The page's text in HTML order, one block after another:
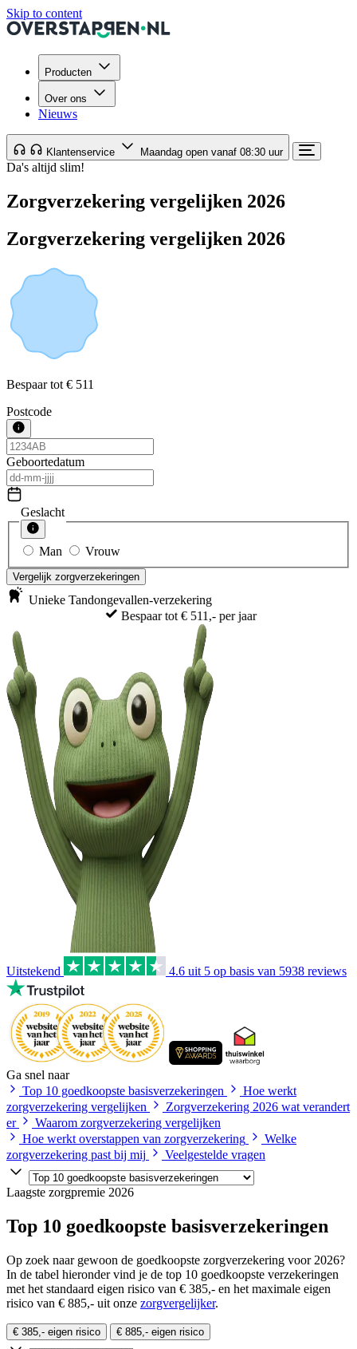
Skip to content
Producten
Over ons
Nieuws
Klantenservice Maandag open vanaf 08:30 uur
Da's altijd slim!
Zorgverzekering vergelijken 2026
Zorgverzekering vergelijken 2026
Bespaar tot € 511
Postcode
Geboortedatum
Geslacht
Man Vrouw
Vergelijk zorgverzekeringen
Unieke Tandongevallen-verzekering
Bespaar tot € 511,- per jaar
Uitstekend 4.6 uit 5 op basis van 5938 reviews
Ga snel naar
Top 10 goedkoopste basisverzekeringen
Hoe werkt
zorgverzekering vergelijken
Zorgverzekering 2026 wat verandert
er
Waarom zorgverzekering vergelijken
Hoe werkt overstappen van zorgverzekering
Welke
zorgverzekering past bij mij
Veelgestelde vragen
Laagste zorgpremie 2026
Top 10 goedkoopste basisverzekeringen
Op zoek naar gewoon de goedkoopste zorgverzekering voor 2026?
In de tabel hieronder vind je de top 10 goedkoopste verzekeringen
met het standaard eigen risico van € 385,- en het maximale eigen
risico van € 885,- uit onze zorgvergelijker.
€ 385,- eigen risico € 885,- eigen risico